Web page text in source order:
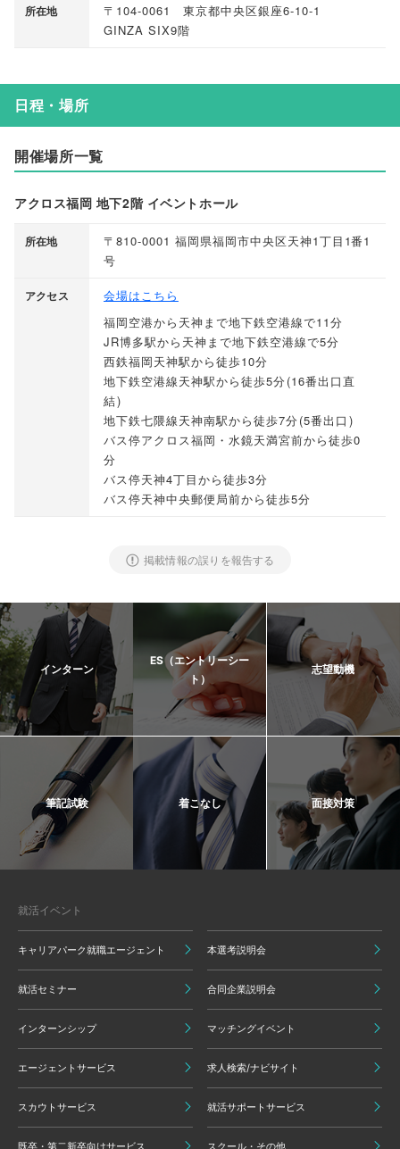
所在地
〒104-0061 東京都中央区銀座6-10-1
GINZA SIX9階
日程・場所
開催場所一覧
アクロス福岡 地下2階 イベントホール
所在地
〒810-0001 福岡県福岡市中央区天神1丁目1番1
号
アクセス
会場はこちら
福岡空港から天神まで地下鉄空港線で11分
JR博多駅から天神まで地下鉄空港線で5分
西鉄福岡天神駅から徒歩10分
地下鉄空港線天神駅から徒歩5分 (16番出口直
結)
地下鉄七隈線天神南駅から徒歩7分 (5番出口 )
バス停アクロス福岡・水鏡天満宮前から徒歩0
分
バス停天神4丁目から徒歩3分
バス停天神中央郵便局前から徒歩5分
掲載情報の誤りを報告する
インターン
ES（エントリーシー
ト）
志望動機
筆記試験 着こなし 面接対策
就活イベント
キャリアパーク就職エージェント 本選考説明会
就活セミナー 合同企業説明会
インターンシップ マッチングイベント
エージェントサービス 求人検索/ナビサイト
スカウトサービス 就活サポートサービス